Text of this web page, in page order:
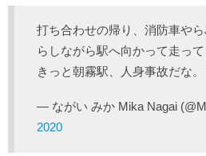
打ち合わせの帰り、消防車や
らしながら駅へ向かって走って
きっと朝霧駅、人身事故だな
— ながい みか Mika Nagai
2020